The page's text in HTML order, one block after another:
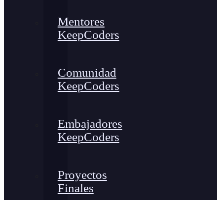
Mentores
KeepCoders
Comunidad
KeepCoders
Embajadores
KeepCoders
Proyectos
Finales